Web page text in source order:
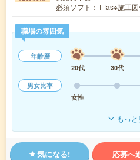
必須ソフト：T-fas※施工
職場の雰囲気
年齢層
20代
30代
男女比率
女性
もっ
気になる! 応募へ